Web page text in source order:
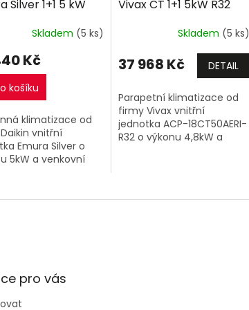
A
Silver 1+1 5 kW
Skladem (5 ks)
Kč
košíku
klimatizace od
vnitřní
Emura Silver o
5kW a venkovní
A
Vivax CT 1+1 5kW R32
Skladem (5 ks)
37 968 Kč DETAIL
Parapetní klimatizace od
firmy Vivax vnitřní
jednotka ACP-18CT50AERI-
R32 o výkonu 4,8kW a
pro vás